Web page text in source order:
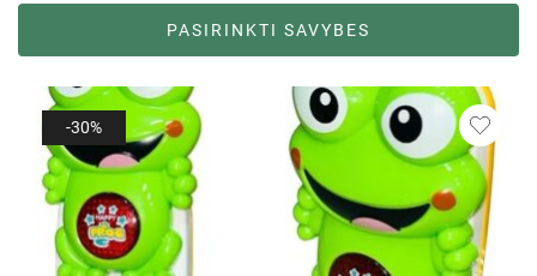
PASIRINKTI SAVYBES
-30%